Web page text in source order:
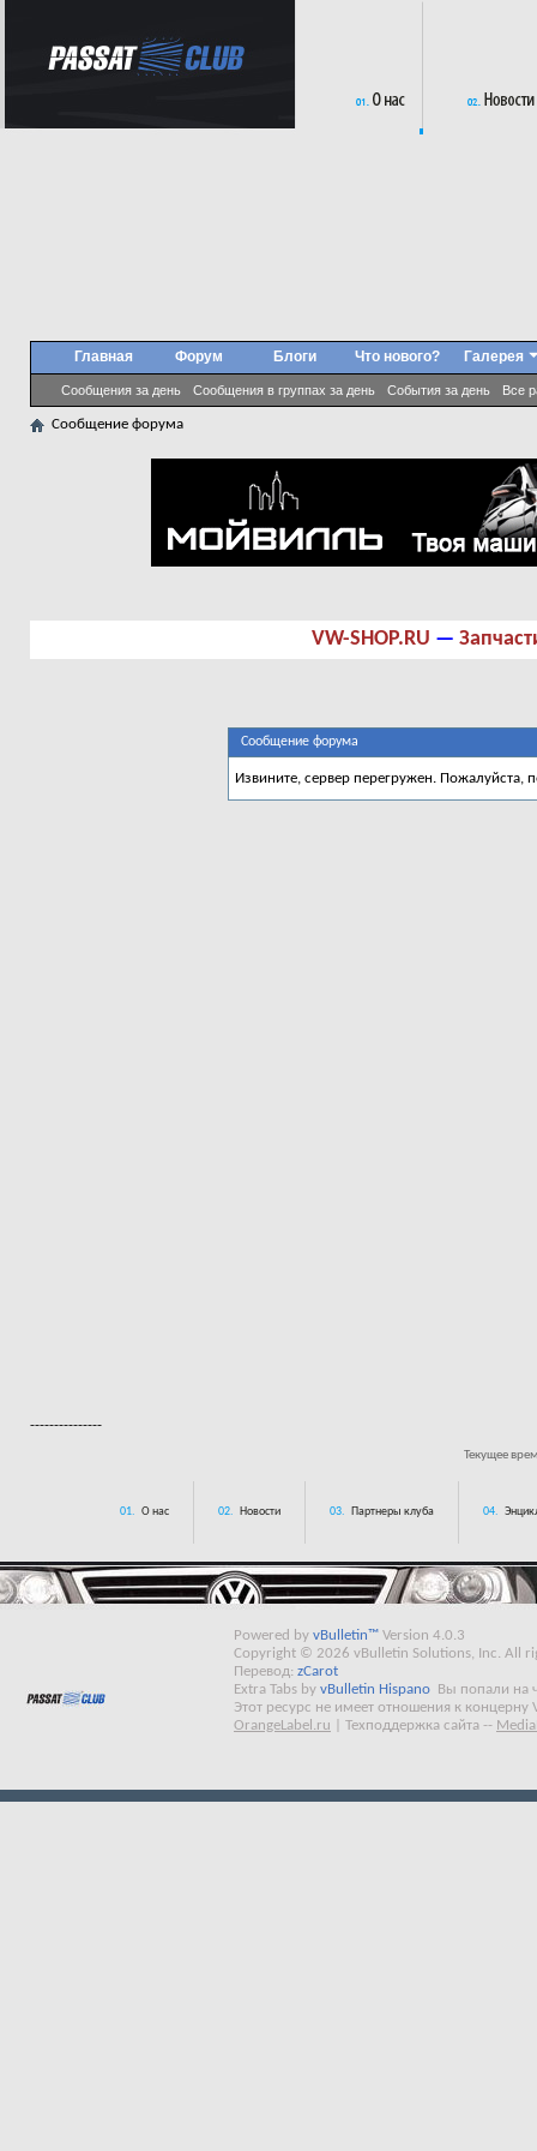
Главная Форум Блоги Что нового?
Сообщения за день Сообщения в группах за день События за день Все
Галерея
Сообщение форума
VW-SHOP.RU —
Сообщение форума
Извините, сервер перегружен. Пожалуйста,
---------------
Текущее
01. О нас 02. Новости 03. Партнеры клуба 04.
Powered by vBulletin™ Version 4.0.3
Copyright © 2026 vBulletin Solutions, Inc. All
Перевод: zCarot
Extra Tabs by vBulletin Hispano
Вы попали на
Этот ресурс не имеет отношения к концерну
OrangeLabel.ru
Техподдержка сайта --